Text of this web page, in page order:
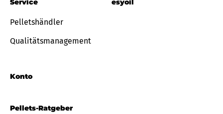
Pellets-Ratgeber
Service
Pelletshändler
Qualitätsmanagement
Konto
esyoil